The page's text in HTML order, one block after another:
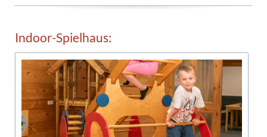
Indoor-Spielhaus: